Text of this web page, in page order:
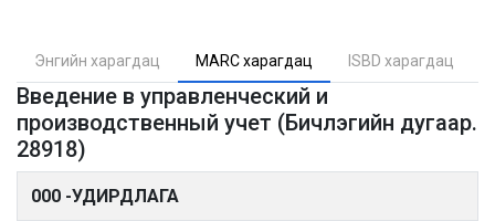
Энгийн харагдац MARC харагдац ISBD харагдац
Введение в управленческий и
производственный учет (Бичлэгийн дугаар.
28918)
000 -УДИРДЛАГА